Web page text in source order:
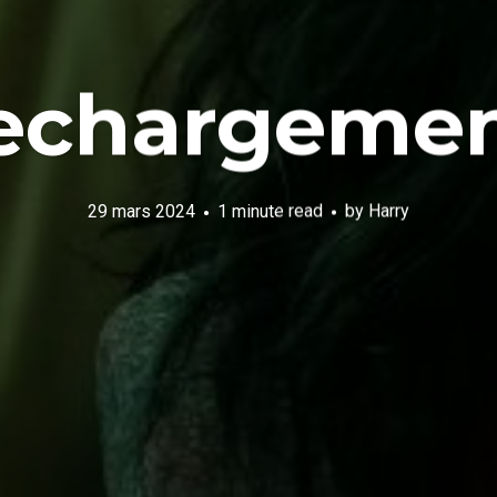
29 mars 2024 1 minute read by Harry